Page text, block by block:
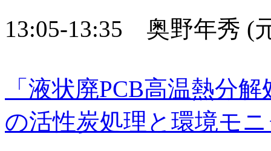
13:05-13:35 奥野年秀 (
「液状廃PCB高温熱分
の活性炭処理と環境モ